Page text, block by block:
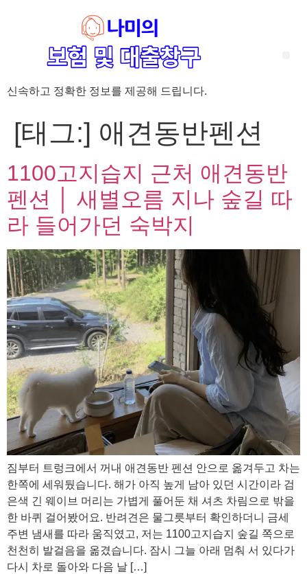
신속하고 정확한 정보를 제공해 드립니다.
[태그:] 애견동반펜션
1100고지습지 근처 애견동반
펜션 │ 새별오름 지나 숲길 따
라 들어가던 숙박지
짐부터 트렁크에서 꺼내 애견동반 펜션 안으로 옮겨두고 차는
한쪽에 세워뒀습니다. 해가 아직 높게 남아 있던 시간이라 검
은색 긴 웨이브 머리는 가볍게 풀어둔 채 셔츠 차림으로 밖을
한 바퀴 걸어봤어요. 반려견은 물그릇부터 확인하더니 금세
주변 냄새를 따라 움직였고, 저는 1100고지습지 숲길 쪽으로
천천히 발걸음을 옮겼습니다. 잠시 그늘 아래 멈춰 서 있다가
다시 차로 돌아와 다음 날 […]